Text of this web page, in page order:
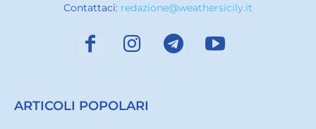
Contattaci: redazione@weathersicily.it
ARTICOLI POPOLARI